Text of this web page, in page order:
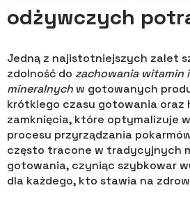
odżywczych
Jedną z najistotniejszych zalet
zdolność do zachowania witamin
mineralnychw gotowanych
krótkiego czasu gotowania oraz
zamknięcia, które optymalizuje
procesu przyrządzania
często tracone w tradycyjnych
gotowania, czyniąc szybkowar
dla każdego, kto stawia na